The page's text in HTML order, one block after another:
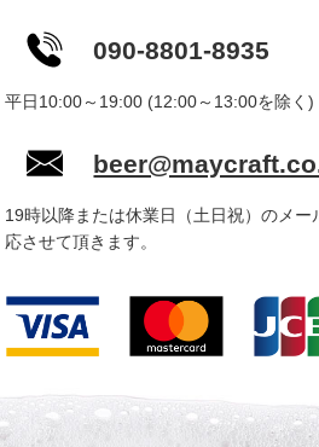
090-8801-8935
平日10:00～19:00 (12:00～13:00を除く)
19時以降または休業日（土日祝）のメ
応させて頂きます。